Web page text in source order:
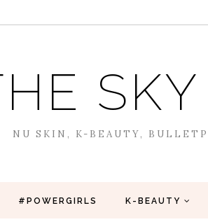
NU SKIN, K-BEAUTY,
#POWERGIRLS K-BEAUTY